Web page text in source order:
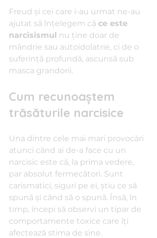
Freud și cei care i-au urmat ne-au
ajutat să înțelegem că ce este
narcisismul nu ține doar de
mândrie sau autoidolatrie, ci de o
suferință profundă, ascunsă sub
masca grandorii.
Cum recunoaștem
trăsăturile narcisice
Una dintre cele mai mari provocări
atunci când ai de-a face cu un
narcisic este că, la prima vedere,
par absolut fermecători. Sunt
carismatici, siguri pe ei, știu ce să
spună și când să o spună. Însă, în
timp, începi să observi un tipar de
comportamente toxice care îți
afectează stima de sine.